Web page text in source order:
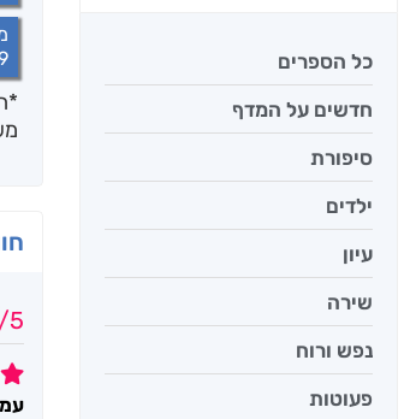
כל הספרים
חדשים על המדף
סיפורת
ילדים
עיון
שירה
נפש ורוח
פעוטות
5
5